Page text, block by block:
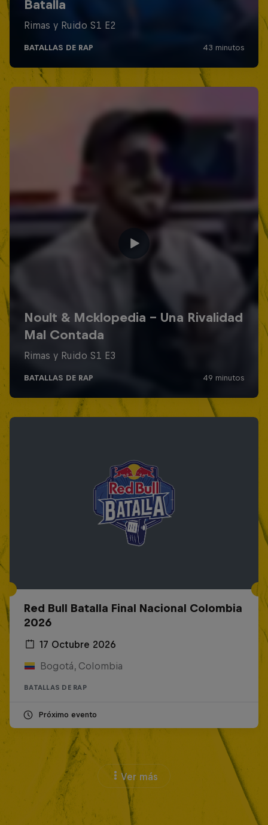
Red Bull Batalla Final Nacional Colombia
2026
17 Octubre 2026
Bogotá, Colombia
BATALLAS DE RAP
Próximo evento
Ver más